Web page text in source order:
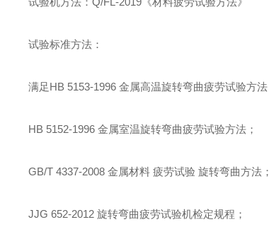
试验标准方法 ：
满足HB 5153-1996 金属高温旋转弯曲疲劳试验方法
HB 5152-1996 金属室温旋转弯曲疲劳试验方法 ；
GB/T 4337-2008 金属材料 疲劳试验 旋转弯曲方法 ；
JJG 652-2012 旋转弯曲疲劳试验机检定规程 ；